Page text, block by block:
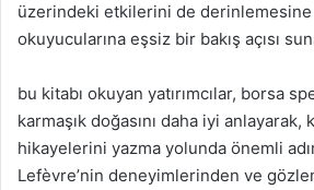
üzerindeki etkilerini de
okuyucularına eşsiz bir bakış açısı
bu kitabı okuyan yatırımcılar, borsa
karmaşık doğasını daha iyi anlayarak,
hikayelerini yazma yolunda önemli
Lefèvre’nin deneyimlerinden ve